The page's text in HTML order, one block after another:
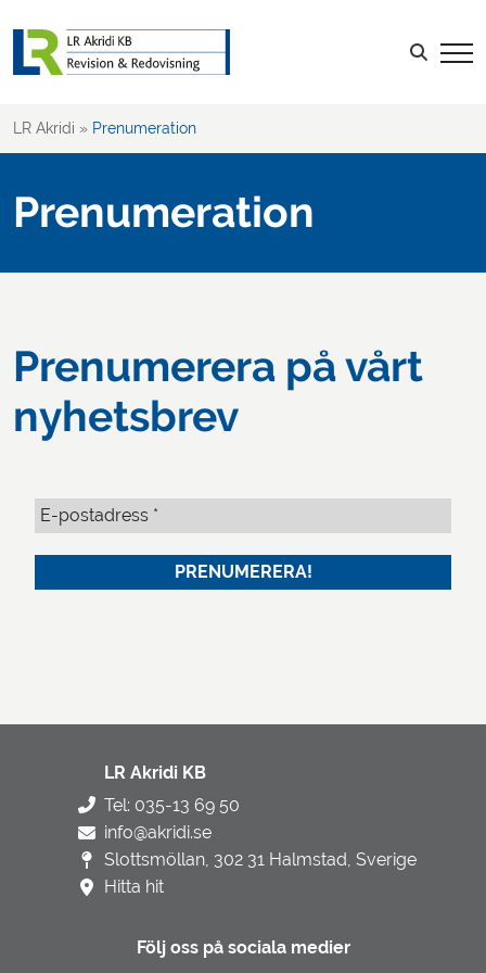
LOGGA IN Sök efter:
LR Akridi » Prenumeration
Prenumeration
Prenumerera på vårt
nyhetsbrev
LR Akridi KB
Tel: 035-13 69 50
info@akridi.se
Slottsmöllan, 302 31 Halmstad, Sverige
Hitta hit
Följ oss på sociala medier